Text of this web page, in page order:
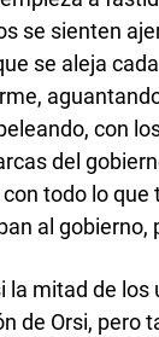
se sienten
se aleja
con
del
todo lo
al
la mitad de
de Orsi, pero